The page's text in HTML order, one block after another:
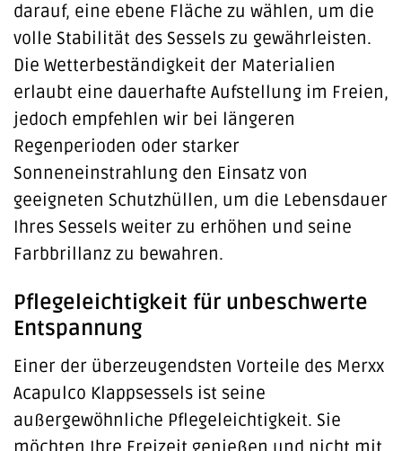
darauf, eine ebene Fläche zu wählen, um die
volle Stabilität des Sessels zu gewährleisten.
Die Wetterbeständigkeit der Materialien
erlaubt eine dauerhafte Aufstellung im Freien,
jedoch empfehlen wir bei längeren
Regenperioden oder starker
Sonneneinstrahlung den Einsatz von
geeigneten Schutzhüllen, um die Lebensdauer
Ihres Sessels weiter zu erhöhen und seine
Farbbrillanz zu bewahren.
Pflegeleichtigkeit für unbeschwerte
Entspannung
Einer der überzeugendsten Vorteile des Merxx
Acapulco Klappsessels ist seine
außergewöhnliche Pflegeleichtigkeit. Sie